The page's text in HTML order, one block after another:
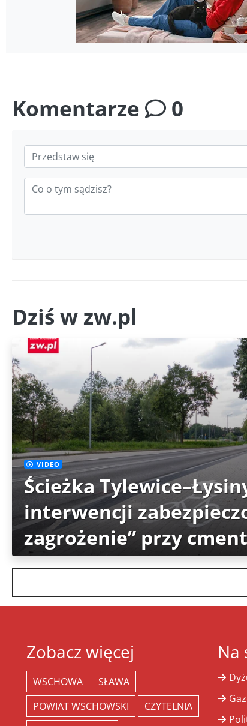
Komentarze 0
Dziś w zw.pl
VIDEO
Ścieżka
interwencji
zagrożenie” przy
Zobacz więcej
WSCHOWA
SŁAWA
POWIAT WSCHOWSKI
CZYTELNIA
Na